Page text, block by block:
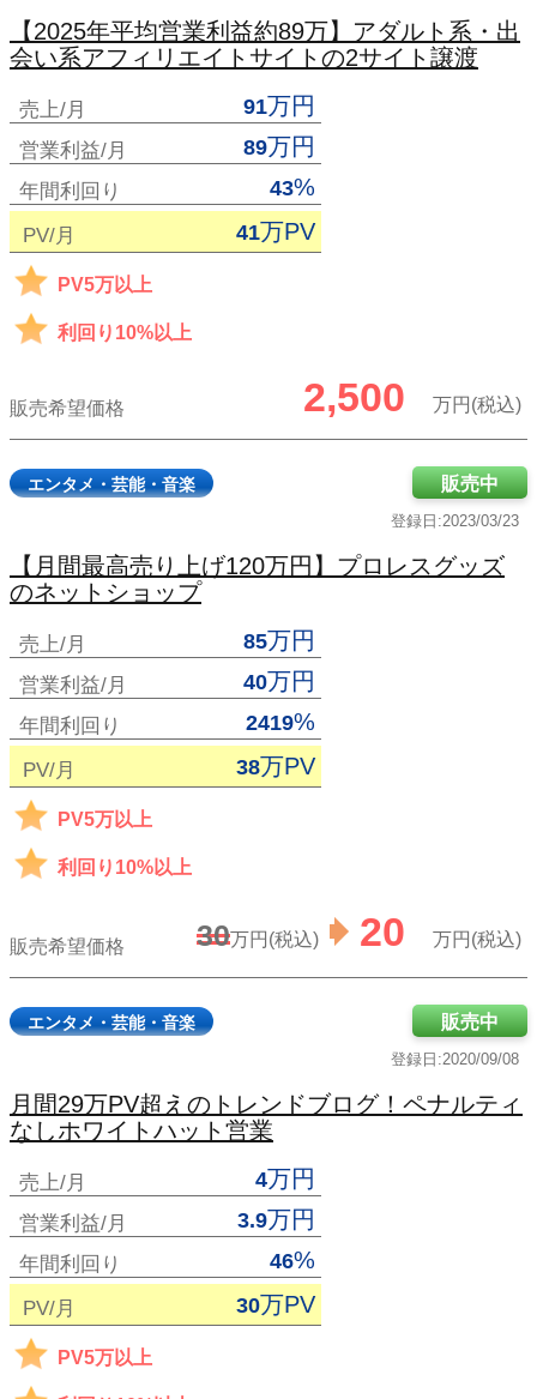
【2025年平均営業利益約89万】アダルト系・出
会い系アフィリエイトサイトの2サイト譲渡
売上/月 91万円
営業利益/月 89万円
年間利回り 43%
PV/月 41万PV
PV5万以上
利回り10%以上
販売希望価格 2,500 万円(税込)
エンタメ・芸能・音楽
登録日:2023/03/23
販売中
【月間最高売り上げ120万円】プロレスグッズ
のネットショップ
売上/月 85万円
営業利益/月 40万円
年間利回り 2419%
PV/月 38万PV
PV5万以上
利回り10%以上
販売希望価格 30万円(税込) 20 万円(税込)
エンタメ・芸能・音楽
登録日:2020/09/08
販売中
月間29万PV超えのトレンドブログ！ペナルティ
なしホワイトハット営業
売上/月 4万円
営業利益/月 3.9万円
年間利回り 46%
PV/月 30万PV
PV5万以上